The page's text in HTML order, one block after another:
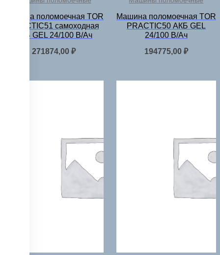
Машина поломоечная TOR
PRACTIC51 самоходная
АКБ GEL 24/100 В/Ач
271874,00₽
Машина поломоечная TOR
PRACTIC50 АКБ GEL
24/100 В/Ач
194775,00 ₽